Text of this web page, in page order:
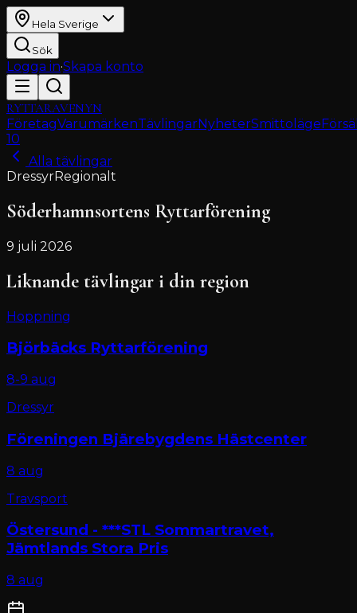
Hela Sverige
Sök
Logga in·Skapa konto
RYTTARAVENYN
FöretagVarumärkenTävlingarNyheterSmittoläge
10
Alla tävlingar
DressyrRegionalt
Söderhamnsortens Ryttarförening
9 juli 2026
Liknande tävlingar i din region
Hoppning
Björbäcks Ryttarförening
8-9 aug
Dressyr
Föreningen Bjärebygdens Hästcenter
8 aug
Travsport
Östersund - ***STL Sommartravet,
Jämtlands Stora Pris
8 aug